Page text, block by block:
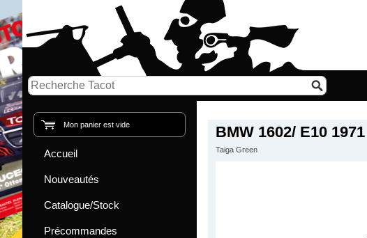
BMW 1602/ E10 1971
Taiga Green
Mon panier est vide
Accueil
Nouveautés
Catalogue/Stock
Précommandes